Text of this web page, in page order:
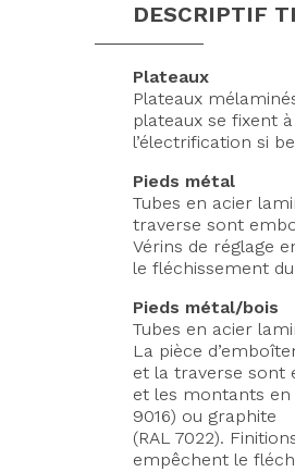
DESCRIPTIF
Plateaux
Plateaux
plateaux se fixent
l’électrification si
Pieds métal
Tubes en acier
traverse sont
Vérins de réglage
le fléchissement
Pieds métal/bois
Tubes en acier
La pièce
et la traverse sont
et les montants en
9016) ou graphite
(RAL 7022).
empêchent le